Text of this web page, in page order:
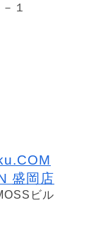
１
盛岡店
ビル